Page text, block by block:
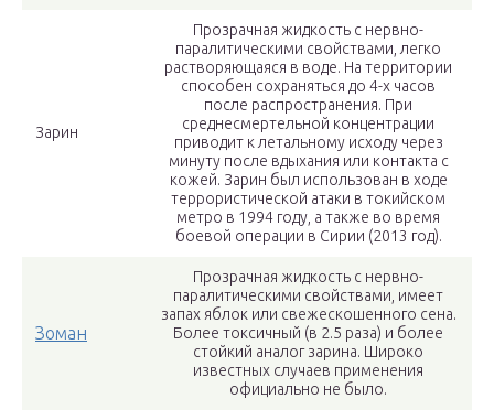
Зарин
Прозрачная жидкость с нервно-
паралитическими свойствами, легко
растворяющаяся в воде. На территории
способен сохраняться до 4-х часов
после распространения. При
среднесмертельной концентрации
приводит к летальному исходу через
минуту после вдыхания или контакта с
кожей. Зарин был использован в ходе
террористической атаки в токийском
метро в 1994 году, а также во время
боевой операции в Сирии (2013 год).
Зоман
Прозрачная жидкость с нервно-
паралитическими свойствами, имеет
запах яблок или свежескошенного сена.
Более токсичный (в 2.5 раза) и более
стойкий аналог зарина. Широко
известных случаев применения
официально не было.